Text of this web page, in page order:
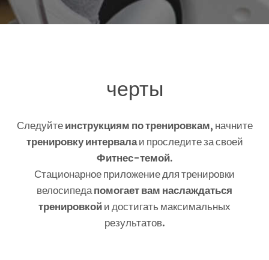
черты
Следуйтеинструкциям по тренировкам, начните
тренировку интервалаи проследите за своей
Фитнес-темой.
Стационарное приложение для тренировки
велосипедапомогает вам наслаждаться
тренировкойи достигать максимальных
результатов.